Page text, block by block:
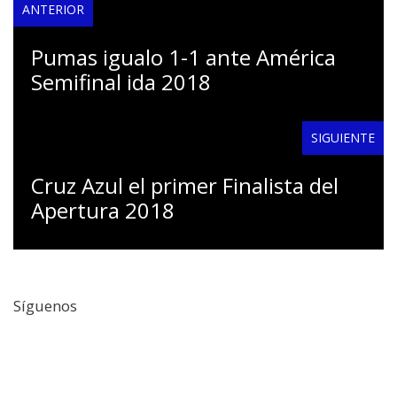
ANTERIOR
Pumas igualo 1-1 ante América
Semifinal ida 2018
SIGUIENTE
Cruz Azul el primer Finalista del
Apertura 2018
Síguenos